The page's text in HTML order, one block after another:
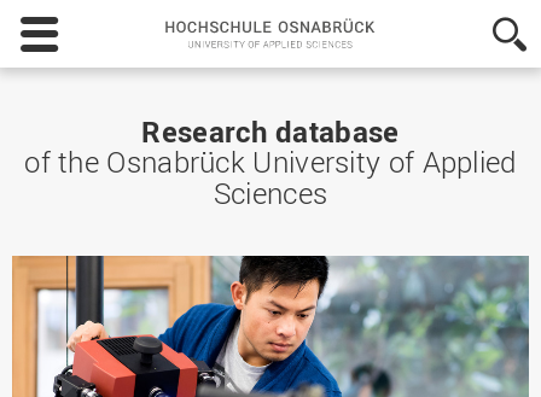
Hochschule
Osnabrück
-
Sciences
Research database
of the Osnabrück University of Applied
Sciences